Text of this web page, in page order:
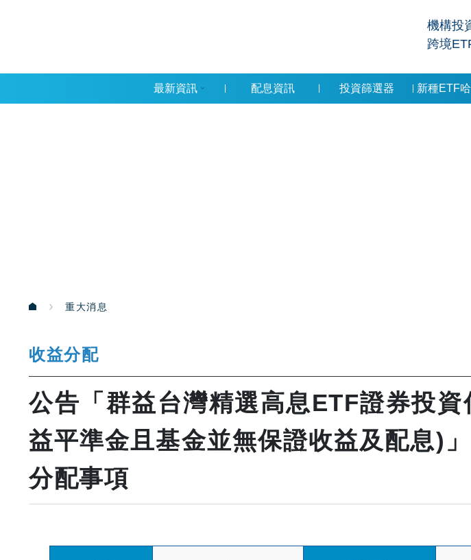
機構投
跨境
最新資訊 配息資訊 投資篩選器 新種ETF
重大消息
收益分配
公告「群益台灣精選高息ETF證券投
益平準金且基金並無保證收益及配息)
分配事項